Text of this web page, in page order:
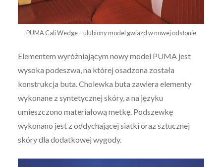
PUMA Cali Wedge – ulubiony model gwiazd w nowej odsłonie
Elementem wyróżniającym nowy model PUMA jest
wysoka podeszwa, na której osadzona została
konstrukcja buta. Cholewka buta zawiera elementy
wykonane z syntetycznej skóry, a na języku
umieszczono materiałową metkę. Podszewkę
wykonano jest z oddychającej siatki oraz sztucznej
skóry dla dodatkowej wygody.